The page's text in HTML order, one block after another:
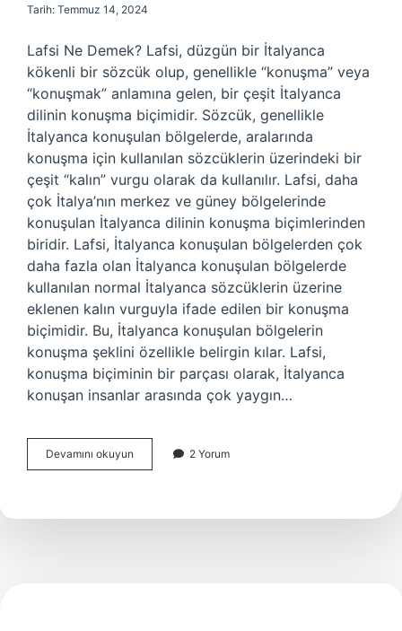
Tarih: Temmuz 14, 2024
Lafsi Ne Demek? Lafsi, düzgün bir İtalyanca
kökenli bir sözcük olup, genellikle “konuşma” veya
“konuşmak” anlamına gelen, bir çeşit İtalyanca
dilinin konuşma biçimidir. Sözcük, genellikle
İtalyanca konuşulan bölgelerde, aralarında
konuşma için kullanılan sözcüklerin üzerindeki bir
çeşit “kalın” vurgu olarak da kullanılır. Lafsi, daha
çok İtalya’nın merkez ve güney bölgelerinde
konuşulan İtalyanca dilinin konuşma biçimlerinden
biridir. Lafsi, İtalyanca konuşulan bölgelerden çok
daha fazla olan İtalyanca konuşulan bölgelerde
kullanılan normal İtalyanca sözcüklerin üzerine
eklenen kalın vurguyla ifade edilen bir konuşma
biçimidir. Bu, İtalyanca konuşulan bölgelerin
konuşma şeklini özellikle belirgin kılar. Lafsi,
konuşma biçiminin bir parçası olarak, İtalyanca
konuşan insanlar arasında çok yaygın…
Devamını okuyun
ne
2 Yorum